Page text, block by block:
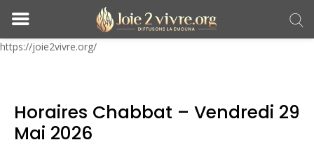
https://joie2vivre.org/
Horaires Chabbat – Vendredi 29
Mai 2026